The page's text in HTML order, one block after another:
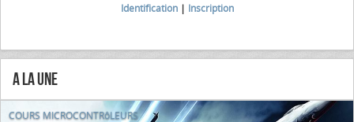
Identification| Inscription
A la Une
COURS MICROCONTRôLEURS